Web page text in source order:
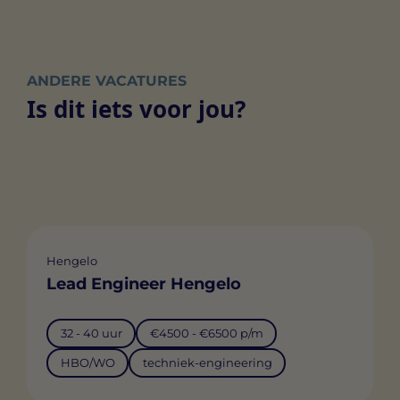
ANDERE VACATURES
Is dit iets voor jou?
Hengelo
Lead Engineer Hengelo
32 - 40 uur €4500 - €6500 p/m
HBO/WO techniek-engineering